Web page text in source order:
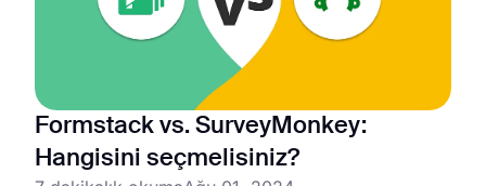
Formstack vs. SurveyMonkey:
Hangisini seçmelisiniz?